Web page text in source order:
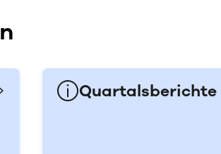
Quartalsberichte